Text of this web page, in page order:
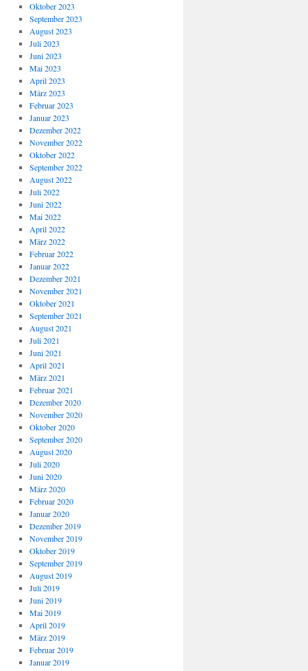
Oktober 2023
September 2023
August 2023
Juli 2023
Juni 2023
Mai 2023
April 2023
März 2023
Februar 2023
Januar 2023
Dezember 2022
November 2022
Oktober 2022
September 2022
August 2022
Juli 2022
Juni 2022
Mai 2022
April 2022
März 2022
Februar 2022
Januar 2022
Dezember 2021
November 2021
Oktober 2021
September 2021
August 2021
Juli 2021
Juni 2021
April 2021
März 2021
Februar 2021
Dezember 2020
November 2020
Oktober 2020
September 2020
August 2020
Juli 2020
Juni 2020
März 2020
Februar 2020
Januar 2020
Dezember 2019
November 2019
Oktober 2019
September 2019
August 2019
Juli 2019
Juni 2019
Mai 2019
April 2019
März 2019
Februar 2019
Januar 2019